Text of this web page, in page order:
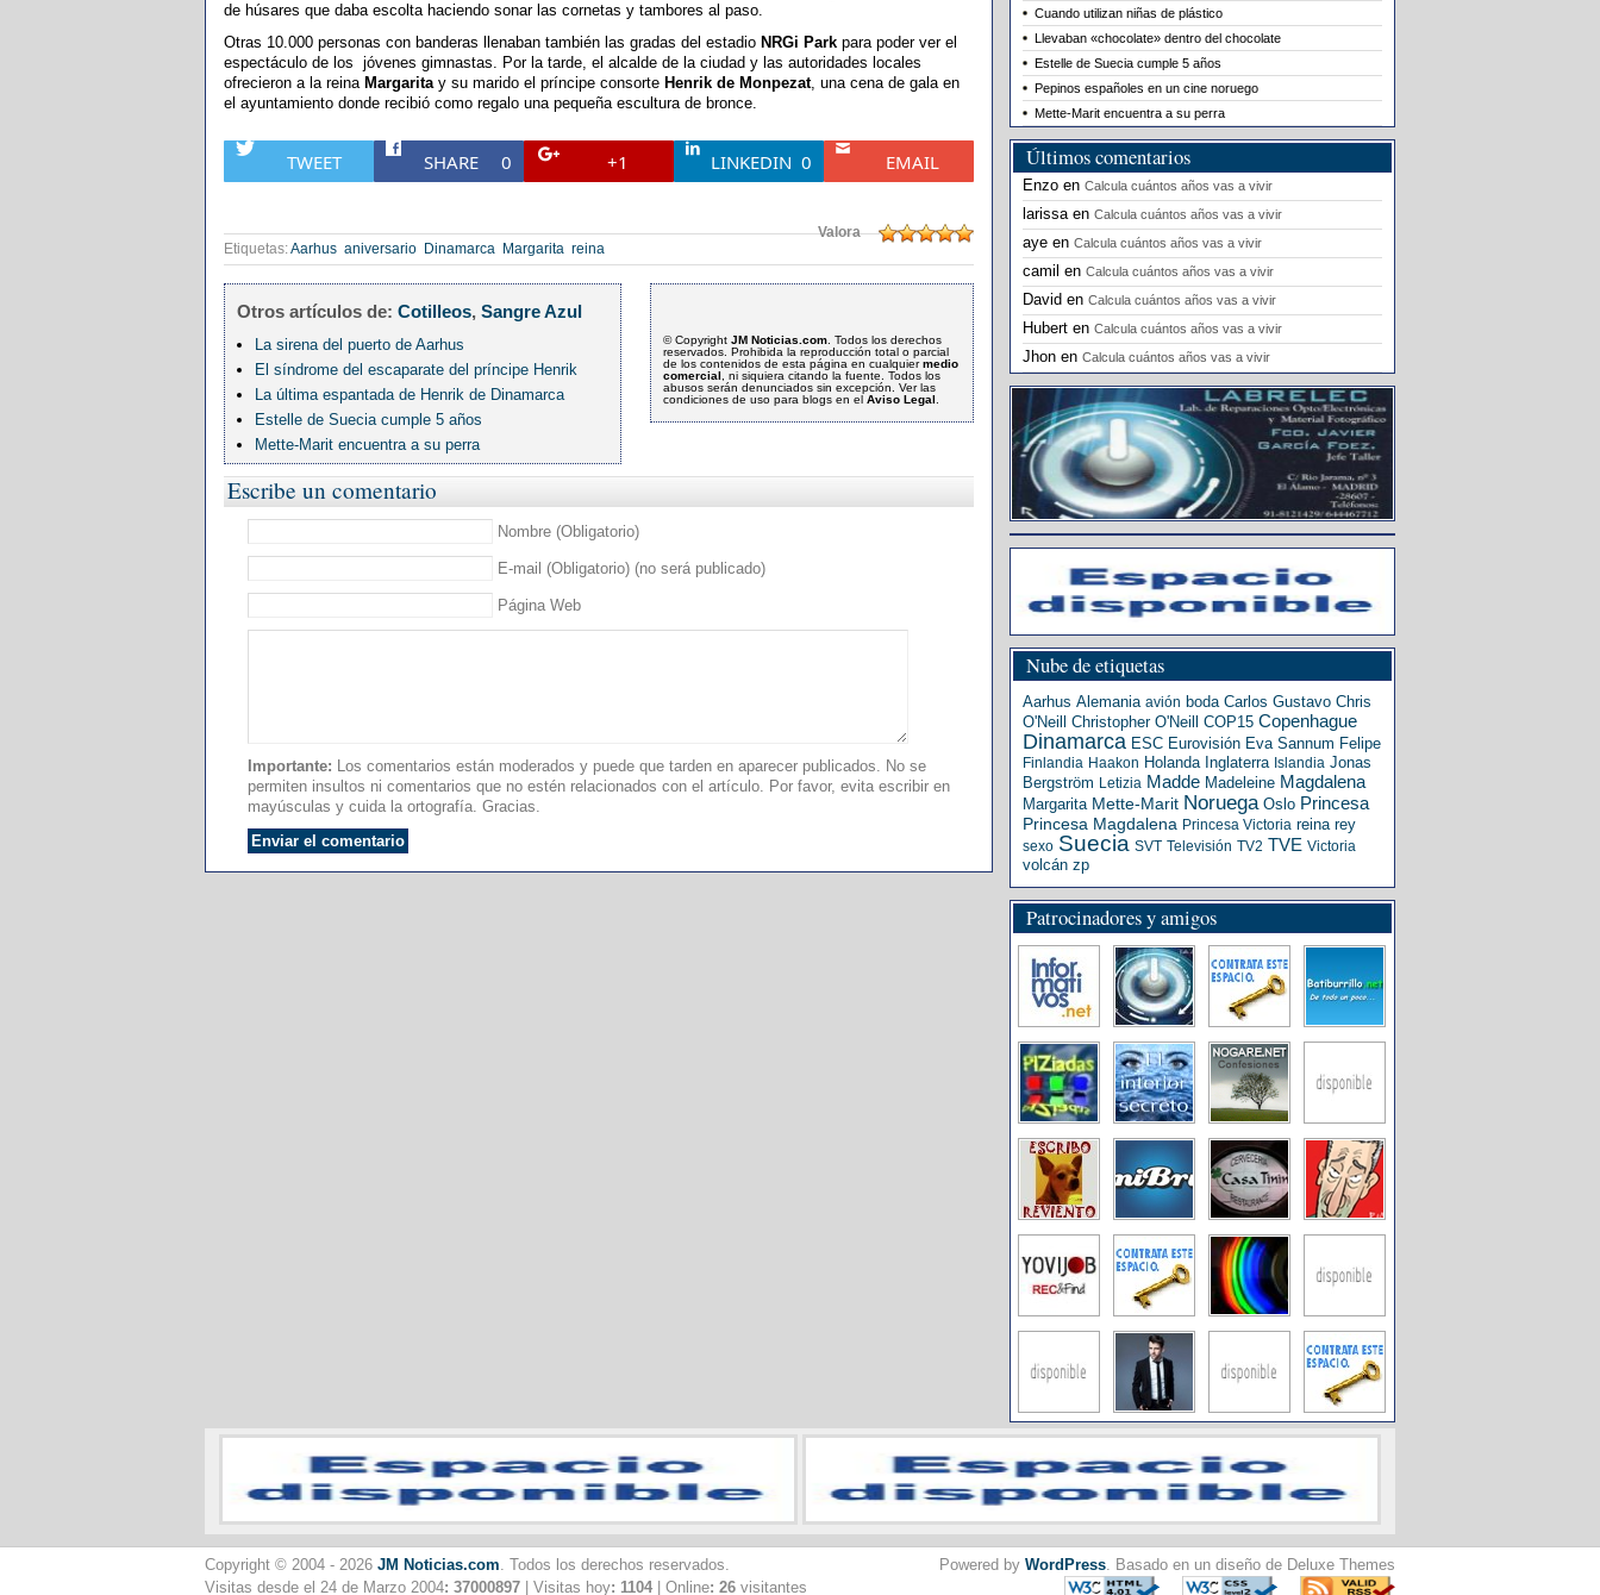
de húsares que daba escolta haciendo sonar las cornetas y tambores al paso.
Otras 10.000 personas con banderas llenaban también las gradas del estadio NRGi Park para poder ver el
espectáculo de los jóvenes gimnastas. Por la tarde, el alcalde de la ciudad y las autoridades locales
ofrecieron a la reina Margaritay su marido el príncipe consorte Henrik de Monpezat, una cena de gala en
el ayuntamiento donde recibió como regalo una pequeña escultura de bronce.
TWEET SHARE 0 +1 LINKEDIN 0 EMAIL
Valora
Etiquetas:Aarhus aniversario Dinamarca Margarita reina
Otros artículos de: Cotilleos, Sangre Azul
La sirena del puerto de Aarhus
El síndrome del escaparate del príncipe Henrik
La última espantada de Henrik de Dinamarca
Estelle de Suecia cumple 5 años
Mette-Marit encuentra a su perra
© Copyright JM Noticias.com . Todos los derechos
reservados. Prohibida la reproducción total o parcial
de los contenidos de esta página en cualquiermedio
comercial , ni siquiera citando la fuente. Todos los
abusos serán denunciados sin excepción. Ver las
condiciones de uso para blogs en el Aviso Legal
Escribe un comentario
Nombre (Obligatorio)
E-mail (Obligatorio) (no será publicado)
Página Web
Importante: Los comentarios están moderados y puede que tarden en aparecer publicados. No se
permiten insultos ni comentarios que no estén relacionados con el artículo. Por favor, evita escribir en
mayúsculas y cuida la ortografía. Gracias.
Cuando utilizan niñas de plástico
Llevaban «chocolate» dentro del chocolate
Estelle de Suecia cumple 5 años
Pepinos españoles en un cine noruego
Mette-Marit encuentra a su perra
Últimos comentarios
Enzo en Calcula cuántos años vas a vivir
larissaen Calcula cuántos años vas a vivir
aye en Calcula cuántos años vas a vivir
camil en Calcula cuántos años vas a vivir
David en Calcula cuántos años vas a vivir
Hubert en Calcula cuántos años vas a vivir
Jhon en Calcula cuántos años vas a vivir
Nube de etiquetas
Aarhus Alemania avión boda Carlos Gustavo Chris
O'Neill
Christopher O'Neill COP15 Copenhague
Dinamarca ESC Eurovisión Eva Sannum Felipe
Finlandia Haakon Holanda Inglaterra Islandia Jonas
Bergström Letizia Madde Madeleine Magdalena
Margarita Mette-Marit Noruega Oslo Princesa
Princesa Magdalena Princesa Victoria reina rey
sexo Suecia SVT Televisión TV2 TVE Victoria
volcán zp
Patrocinadores y amigos
Copyright © 2004 - 2026 JM Noticias.com. Todos los derechos reservados.
Visitas desde el 24 de Marzo 2004: 37000897 | Visitas hoy: 1104 | Online: 26 visitantes
Powered by WordPress. Basado en un diseño de Deluxe Themes